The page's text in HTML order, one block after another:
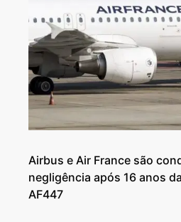
Airbus e Air France são
negligência após 16 anos
AF447